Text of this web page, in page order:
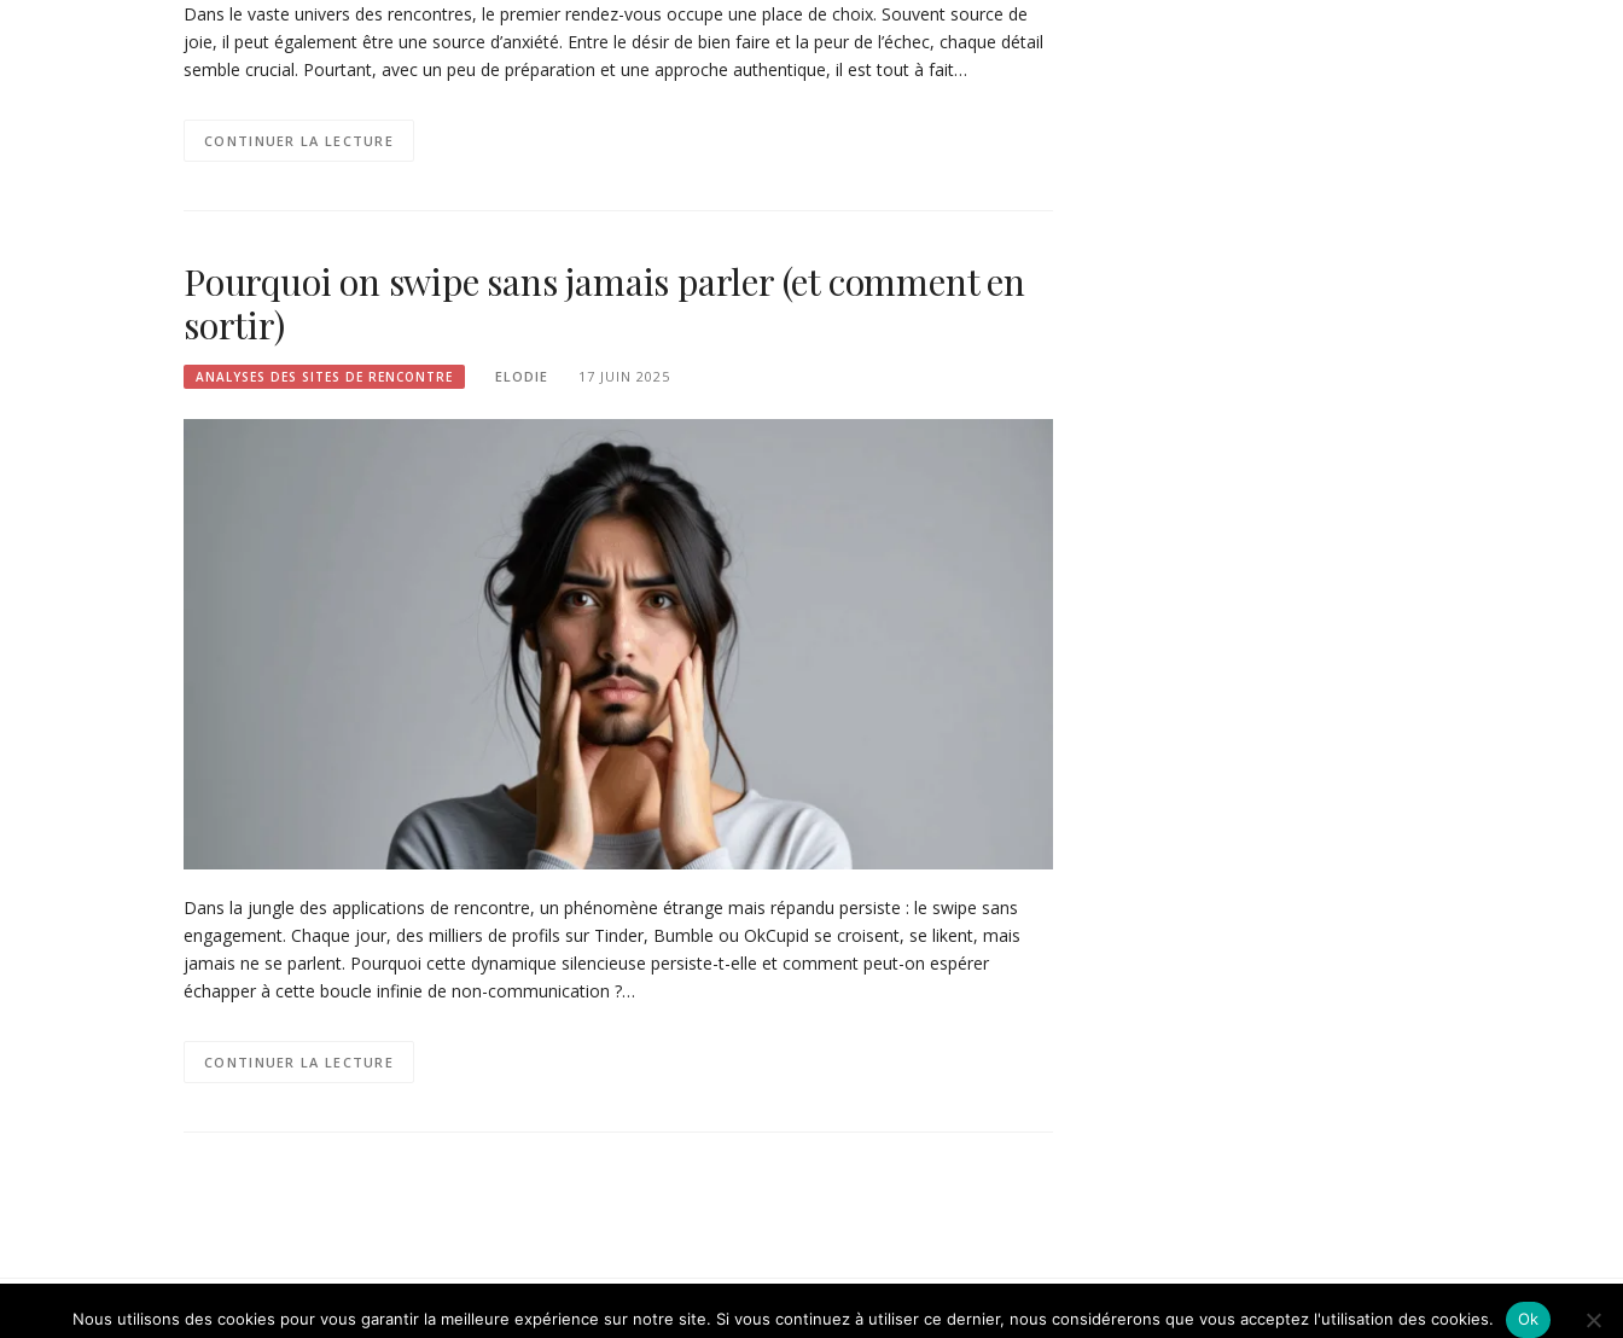
Dans le vaste univers des rencontres, le premier rendez-vous occupe une place de choix. Souvent source de
joie, il peut également être une source d’anxiété. Entre le désir de bien faire et la peur de l’échec, chaque détail
semble crucial. Pourtant, avec un peu de préparation et une approche authentique, il est tout à fait…
CONTINUER LA LECTURE
Pourquoi on swipe sans jamais parler (et comment en
sortir)
ANALYSES DES SITES DE RENCONTRE ELODIE 17 JUIN 2025
Dans la jungle des applications de rencontre, un phénomène étrange mais répandu persiste : le swipe sans
engagement. Chaque jour, des milliers de profils sur Tinder, Bumble ou OkCupid se croisent, se likent, mais
jamais ne se parlent. Pourquoi cette dynamique silencieuse persiste-t-elle et comment peut-on espérer
échapper à cette boucle infinie de non-communication ?…
CONTINUER LA LECTURE
Copyright © 2026 Rencontre Expert. Tous droits réservés. Thème Boston parFameThemes
Nous utilisons des cookies pour vous garantir la meilleure expérience sur notre site. Si vous continuez à utiliser ce dernier, nous considérerons que vous acceptez l'utilisation des cookies. Ok